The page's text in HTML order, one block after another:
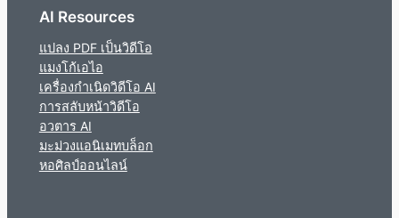
AI Resources
แปลง PDF เป็นวิดีโอ
แมงโก้เอไอ
เครื่องกำเนิดวิดีโอ AI
การสลับหน้าวิดีโอ
อวตาร AI
มะม่วงแอนิเมทบล็อก
หอศิลป์ออนไลน์